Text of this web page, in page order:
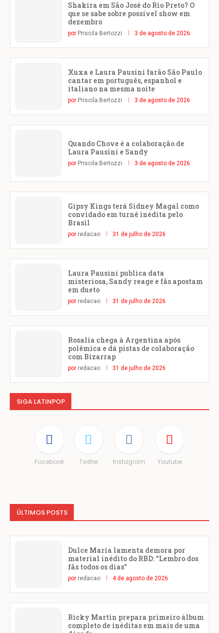
Shakira em São José do Rio Preto? O
que se sabe sobre possível show em
dezembro
por Priscila Bertozzi 3 de agosto de 2026
Xuxa e Laura Pausini farão São Paulo
cantar em português, espanhol e
italiano na mesma noite
por Priscila Bertozzi 3 de agosto de 2026
Quando Chove é a colaboração de
Laura Pausini e Sandy
por Priscila Bertozzi 3 de agosto de 2026
Gipsy Kings terá Sidney Magal como
convidado em turnê inédita pelo
Brasil
por redacao 31 de julho de 2026
Laura Pausini publica data
misteriosa, Sandy reage e fãs apostam
em dueto
por redacao 31 de julho de 2026
Rosalía chega à Argentina após
polêmica e dá pistas de colaboração
com Bizarrap
por redacao 31 de julho de 2026
SIGA LATINPOP
Facebook Twitter Instagram Youtube
ÚLTIMOS POSTS
Dulce María lamenta demora por
material inédito do RBD: “Lembro dos
fãs todos os dias”
por redacao 4 de agosto de 2026
Ricky Martin prepara primeiro álbum
completo de inéditas em mais de uma